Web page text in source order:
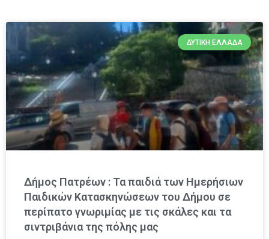
ΔΥΤΙΚΉ ΕΛΛΆΔΑ
Δήμος Πατρέων : Τα παιδιά των Ημερήσιων
Παιδικών Κατασκηνώσεων του Δήμου σε
περίπατο γνωριμίας με τις σκάλες και τα
σιντριβάνια της πόλης μας